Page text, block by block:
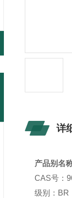
详
产品别名
CAS号：
级别： BR